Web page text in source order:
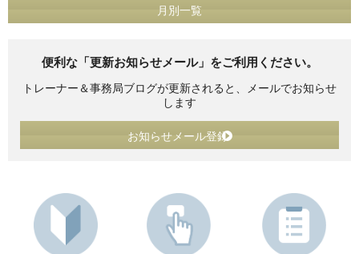
月別一覧
便利な「更新お知らせメール」をご利用ください。
トレーナー＆事務局ブログが更新されると、メールでお知らせ
します
お知らせメール登録